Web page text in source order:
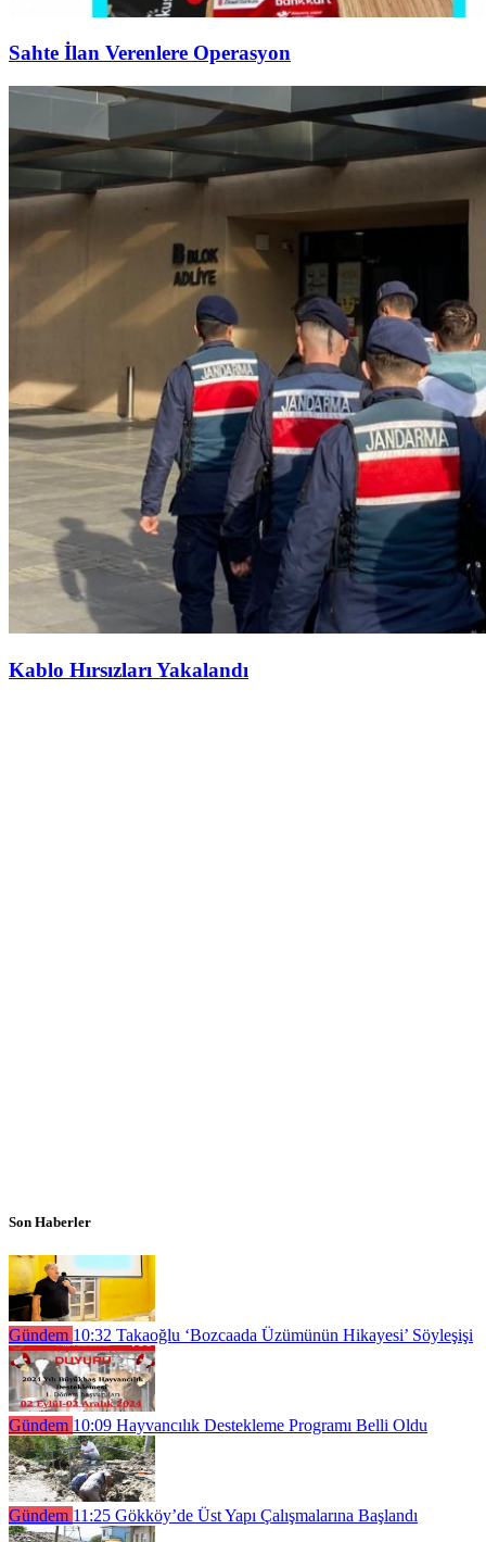
Sahte İlan Verenlere Operasyon
Kablo Hırsızları Yakalandı
Son Haberler
Gündem 10:32 Takaoğlu ‘Bozcaada Üzümünün Hikayesi’ Söyleşişi
Gündem 10:09 Hayvancılık Destekleme Programı Belli Oldu
Gündem 11:25 Gökköy’de Üst Yapı Çalışmalarına Başlandı